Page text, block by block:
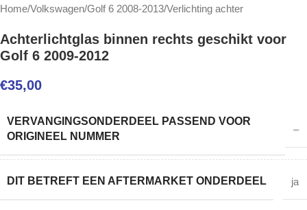
Home/Volkswagen/Golf 6 2008-2013/Verlichting achter
Achterlichtglas binnen rechts geschikt voor
Golf 6 2009-2012
€35,00
VERVANGINGSONDERDEEL PASSEND VOOR
ORIGINEEL NUMMER
–
DIT BETREFT EEN AFTERMARKET ONDERDEEL ja